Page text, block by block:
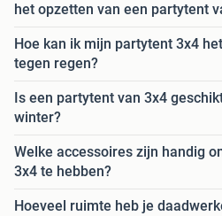
het opzetten van een partytent
Hoe kan ik mijn partytent 3x4
tegen regen?
Is een partytent van 3x4
winter?
Welke accessoires zijn handig
3x4 te hebben?
Hoeveel ruimte heb je